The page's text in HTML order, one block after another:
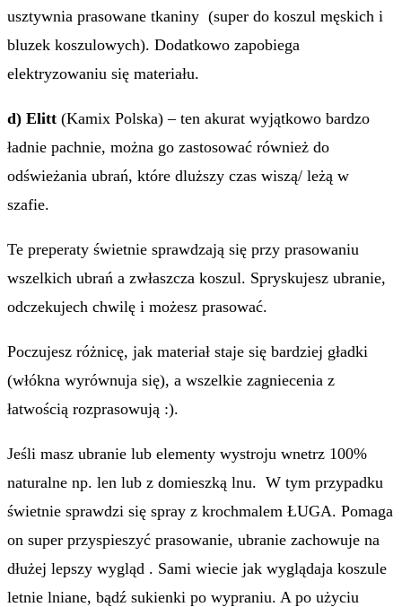
usztywnia prasowane tkaniny (super do koszul męskich i
bluzek koszulowych). Dodatkowo zapobiega
elektryzowaniu się materiału.
d) Elitt (Kamix Polska) – ten akurat wyjątkowo bardzo
ładnie pachnie, można go zastosować również do
odświeżania ubrań, które dluższy czas wiszą/ leżą w
szafie.
Te preperaty świetnie sprawdzają się przy prasowaniu
wszelkich ubrań a zwłaszcza koszul. Spryskujesz ubranie,
odczekujech chwilę i możesz prasować.
Poczujesz różnicę, jak materiał staje się bardziej gładki
(włókna wyrównuja się), a wszelkie zagniecenia z
łatwością rozprasowują :).
Jeśli masz ubranie lub elementy wystroju wnetrz 100%
naturalne np. len lub z domieszką lnu. W tym przypadku
świetnie sprawdzi się spray z krochmalem ŁUGA. Pomaga
on super przyspieszyć prasowanie, ubranie zachowuje na
dłużej lepszy wygląd . Sami wiecie jak wyglądaja koszule
letnie lniane, bądź sukienki po wypraniu. A po użyciu